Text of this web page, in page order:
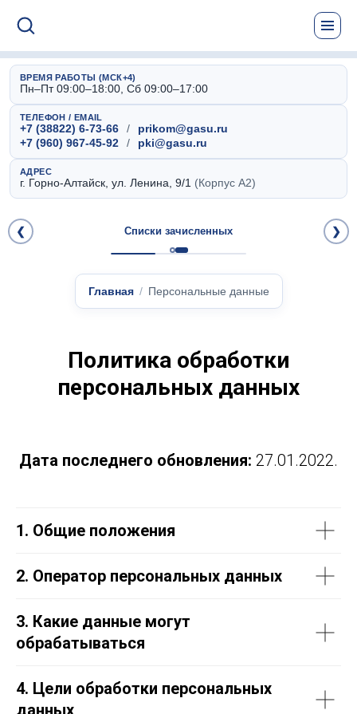
ВРЕМЯ РАБОТЫ (МСК+4)
Пн–Пт 09:00–18:00, Сб 09:00–17:00
ТЕЛЕФОН / EMAIL
+7 (38822) 6-73-66 /
prikom@gasu.ru
+7 (960) 967-45-92
/ pki@gasu.ru
АДРЕС
г. Горно-Алтайск, ул. Ленина, 9/1 (Корпус А2)
❮ Списки зачисленных ❯
Главная Персональные данные
Политика обработки
персональных данных
Дата последнего обновления: 27.01.2022.
1. Общие положения
2. Оператор персональных данных
3. Какие данные могут
обрабатываться
4. Цели обработки персональных
данных